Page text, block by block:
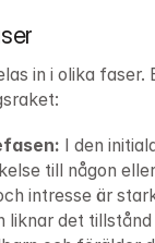
in i olika faser.
I den
till någon
intresse är
liknar det